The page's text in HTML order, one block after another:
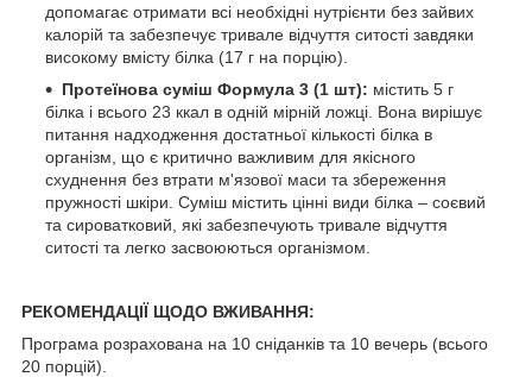
допомагає отримати всі необхідні нутрієнти без зайвих
калорій та забезпечує тривале відчуття ситості завдяки
високому вмісту білка (17 г на порцію).
Протеїнова суміш Формула 3 (1 шт): містить 5 г
білка і всього 23 ккал в одній мірній ложці. Вона вирішує
питання надходження достатньої кількості білка в
організм, що є критично важливим для якісного
схуднення без втрати м'язової маси та збереження
пружності шкіри. Суміш містить цінні види білка – соєвий
та сироватковий, які забезпечують тривале відчуття
ситості та легко засвоюються організмом.
РЕКОМЕНДАЦІЇ ЩОДО ВЖИВАННЯ:
Програма розрахована на 10 сніданків та 10 вечерь (всього
20 порцій).